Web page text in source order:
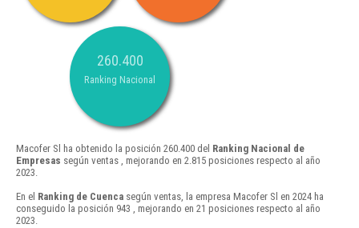
260.400
Ranking Nacional
Macofer Sl ha obtenido la posición 260.400 del Ranking Nacional de
Empresas según ventas , mejorando en 2.815 posiciones respecto al año
2023.
En el Ranking de Cuenca según ventas, la empresa Macofer Sl en 2024 ha
conseguido la posición 943 , mejorando en 21 posiciones respecto al año
2023.